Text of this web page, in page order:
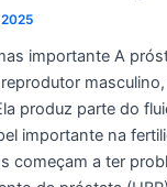
importante A
produz parte do
importante na
começam a ter